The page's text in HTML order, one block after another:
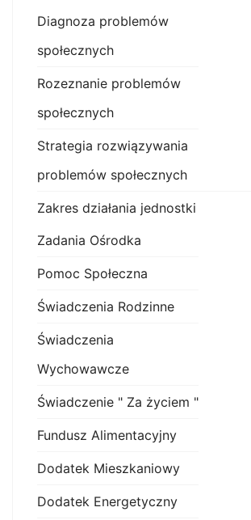
Diagnoza problemów
społecznych
Rozeznanie problemów
społecznych
Strategia rozwiązywania
problemów społecznych
Zakres działania jednostki
Zadania Ośrodka
Pomoc Społeczna
Świadczenia Rodzinne
Świadczenia
Wychowawcze
Świadczenie " Za życiem "
Fundusz Alimentacyjny
Dodatek Mieszkaniowy
Dodatek Energetyczny